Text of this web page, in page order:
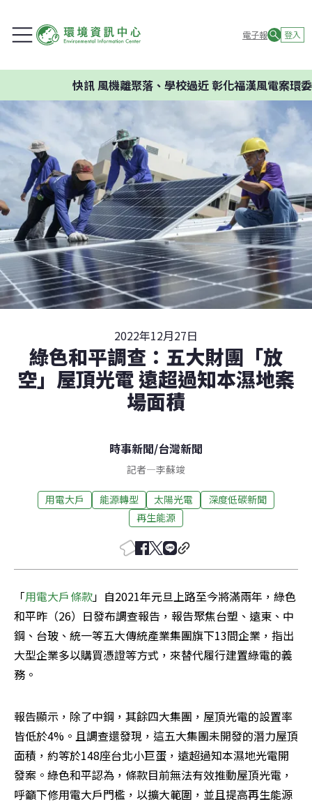
電子報 登入
風機離聚落、學校過近 彰化福漢風電案環委建議
2022年12月27日
綠色和平調查：五大財團「放
空」屋頂光電 遠超過知本濕地案
場面積
時事新聞/台灣新聞
記者—李蘇竣
用電大戶 能源轉型 太陽光電
深度低碳新聞
再生能源
「用電大戶條款」自2021年元旦上路至今將滿兩年，綠色
和平昨（26）日發布調查報告，報告聚焦台塑、遠東、中
鋼、台玻、統一等五大傳統產業集團旗下13間企業，指出
大型企業多以購買憑證等方式，來替代履行建置綠電的義
務。
報告顯示，除了中鋼，其餘四大集團，屋頂光電的設置率
皆低於4%。且調查還發現，這五大集團未開發的潛力屋頂
面積，約等於148座台北小巨蛋，遠超過知本濕地光電開
發案。綠色和平認為，條款目前無法有效推動屋頂光電，
呼籲下修用電大戶門檻，以擴大範圍，並且提高再生能源